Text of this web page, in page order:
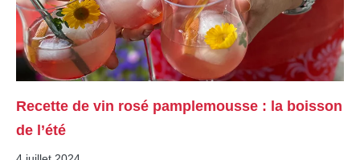
Recette de vin rosé pamplemousse : la boisson
de l’été